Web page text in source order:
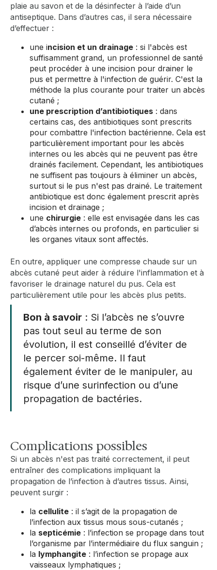
plaie au savon et de la désinfecter à l’aide d’un
antiseptique. Dans d’autres cas, il sera nécessaire
d’effectuer :
une incision et un drainage : si l'abcès est
suffisamment grand, un professionnel de santé
peut procéder à une incision pour drainer le
pus et permettre à l'infection de guérir. C'est la
méthode la plus courante pour traiter un abcès
cutané ;
une prescription d’antibiotiques : dans
certains cas, des antibiotiques sont prescrits
pour combattre l'infection bactérienne. Cela est
particulièrement important pour les abcès
internes ou les abcès qui ne peuvent pas être
drainés facilement. Cependant, les antibiotiques
ne suffisent pas toujours à éliminer un abcès,
surtout si le pus n'est pas drainé. Le traitement
antibiotique est donc également prescrit après
incision et drainage ;
une chirurgie : elle est envisagée dans les cas
d’abcès internes ou profonds, en particulier si
les organes vitaux sont affectés.
En outre, appliquer une compresse chaude sur un
abcès cutané peut aider à réduire l'inflammation et à
favoriser le drainage naturel du pus. Cela est
particulièrement utile pour les abcès plus petits.
Bon à savoir : Si l’abcès ne s’ouvre
pas tout seul au terme de son
évolution, il est conseillé d’éviter de
le percer soi-même. Il faut
également éviter de le manipuler, au
risque d’une surinfection ou d’une
propagation de bactéries.
Complications possibles
Si un abcès n'est pas traité correctement, il peut
entraîner des complications impliquant la
propagation de l’infection à d’autres tissus. Ainsi,
peuvent surgir :
la cellulite : il s’agit de la propagation de
l’infection aux tissus mous sous-cutanés ;
la septicémie : l’infection se propage dans tout
l’organisme par l’intermédiaire du flux sanguin ;
la lymphangite : l’infection se propage aux
vaisseaux lymphatiques ;